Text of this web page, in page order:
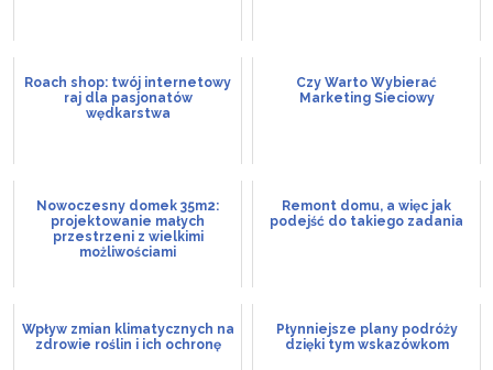
Roach shop: twój internetowy
raj dla pasjonatów
wędkarstwa
Czy Warto Wybierać
Marketing Sieciowy
Nowoczesny domek 35m2:
projektowanie małych
przestrzeni z wielkimi
możliwościami
Remont domu, a więc jak
podejść do takiego zadania
Wpływ zmian klimatycznych na
zdrowie roślin i ich ochronę
Płynniejsze plany podróży
dzięki tym wskazówkom